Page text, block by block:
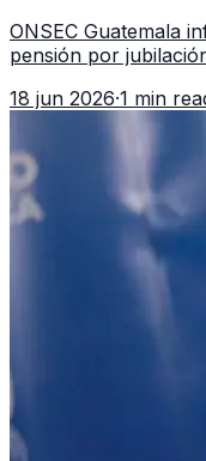
ONSEC Guatemala
pensión por
importar edad.
18 jun 2026·1 min